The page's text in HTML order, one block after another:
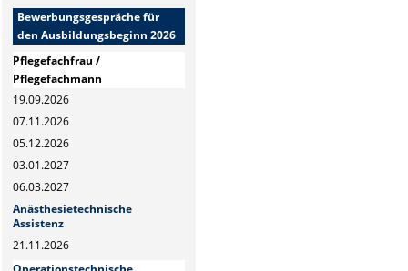
Bewerbungsgespräche für
den Ausbildungsbeginn 2026
Pflegefachfrau /
Pflegefachmann
19.09.2026
07.11.2026
05.12.2026
03.01.2027
06.03.2027
Anästhesietechnische
Assistenz
21.11.2026